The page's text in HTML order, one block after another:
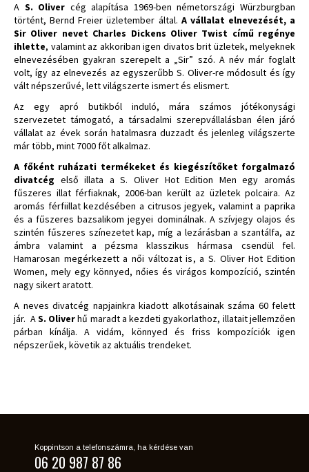
A S. Oliver cég alapítása 1969-ben németországi Würzburgban
történt, Bernd Freier üzletember által. A vállalat elnevezését, a
Sir Oliver nevet Charles Dickens Oliver Twist című regénye
ihlette, valamint az akkoriban igen divatos brit üzletek, melyeknek
elnevezésében gyakran szerepelt a „Sir” szó. A név már foglalt
volt, így az elnevezés az egyszerűbb S. Oliver-re módosult és így
vált népszerűvé, lett világszerte ismert és elismert.
Az egy apró butikból induló, mára számos jótékonysági
szervezetet támogató, a társadalmi szerepvállalásban élen járó
vállalat az évek során hatalmasra duzzadt és jelenleg világszerte
már több, mint 7000 főt alkalmaz.
A főként ruházati termékeket és kiegészítőket forgalmazó
divatcég első illata a S. Oliver Hot Edition Men egy aromás
fűszeres illat férfiaknak, 2006-ban került az üzletek polcaira. Az
aromás férfiillat kezdésében a citrusos jegyek, valamint a paprika
és a fűszeres bazsalikom jegyei dominálnak. A szívjegy olajos és
szintén fűszeres színezetet kap, míg a lezárásban a szantálfa, az
ámbra valamint a pézsma klasszikus hármasa csendül fel.
Hamarosan megérkezett a női változat is, a S. Oliver Hot Edition
Women, mely egy könnyed, nőies és virágos kompozíció, szintén
nagy sikert aratott.
A neves divatcég napjainkra kiadott alkotásainak száma 60 felett
jár. AS. Oliverhű maradt a kezdeti gyakorlathoz, illatait jellemzően
párban kínálja. A vidám, könnyed és friss kompozíciók igen
népszerűek, követik az aktuális trendeket.
Koppintson a telefonszámra, ha kérdése van
06 20 987 87 86